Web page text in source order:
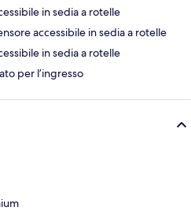
in sedia a rotelle
accessibile in sedia a rotelle
in sedia a rotelle
per l’ingresso